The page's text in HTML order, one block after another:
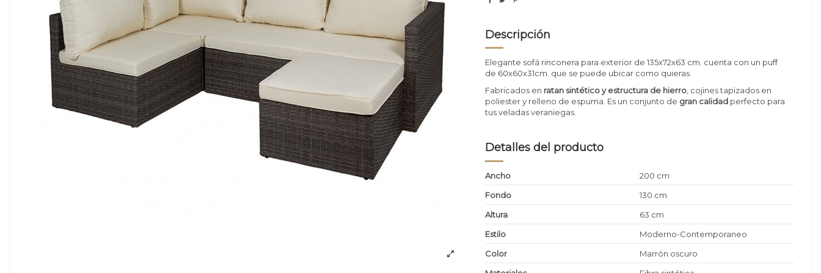
Descripción
Elegante sofá rinconera para exterior de 135x72x63 cm. cuenta con un puff
de 60x60x31cm. que se puede ubicar como quieras.
Fabricados en ratan sintético y estructura de hierro, cojines tapizados en
poliester y relleno de espuma. Es un conjunto de gran calidad perfecto para
tus veladas veraniegas.
Detalles del producto
Ancho
200 cm
Fondo
130 cm
Altura
63 cm
Estilo
Moderno-Contemporaneo
Color
Marrón oscuro